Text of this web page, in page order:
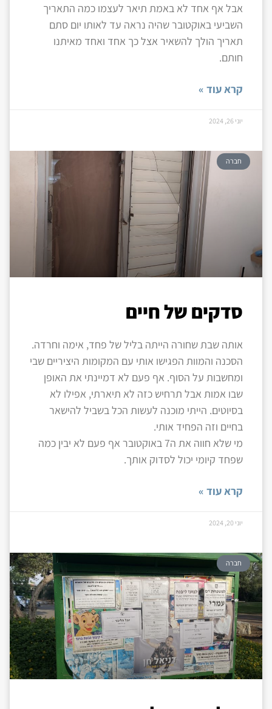
אבל אף אחד לא באמת תיאר לעצמו כמה התאריך
השביעי באוקטובר שהיה נראה עד לאותו יום סתם
תאריך הולך להשאיר אצל כך אחד ואחד מאיתנו
חותם.
קרא עוד »
יוני 26, 2024
חברה
סדקים של חיים
אותה שבת שחורה הייתה בליל של פחד, אימה וחרדה.
הסכנה והמוות הפגישו אותי עם המקומות היציריים שבי
ומחשבות על הסוף. אף פעם לא דמיינתי את האופן
שבו אמות אבל תרחיש כזה לא תיארתי, אפילו לא
בסיוטים. הייתי מוכנה לעשות הכל בשביל להישאר
בחיים וזה הפחיד אותי.
מי שלא חווה את ה7 באוקטובר אף פעם לא יבין כמה
שפחד קיומי יכול לסדוק אותך.
קרא עוד »
יוני 20, 2024
חברה